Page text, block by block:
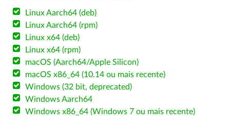
Linux Aarch64 (deb)
Linux Aarch64 (rpm)
Linux x64 (deb)
Linux x64 (rpm)
macOS (Aarch64/Apple Silicon)
macOS x86_64 (10.14 ou mais recente)
Windows (32 bit, deprecated)
Windows Aarch64
Windows x86_64 (Windows 7 ou mais recente)